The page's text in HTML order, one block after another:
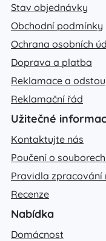
Stav objednávky
Obchodní podmínky
Ochrana osobních
Doprava a platba
Reklamace a
Reklamační řád
Užitečné
Kontaktujte nás
Poučení o
Pravidla zpracování
Recenze
Nabídka
Domácnost